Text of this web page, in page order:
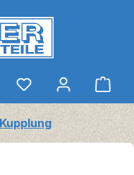
Kupplung